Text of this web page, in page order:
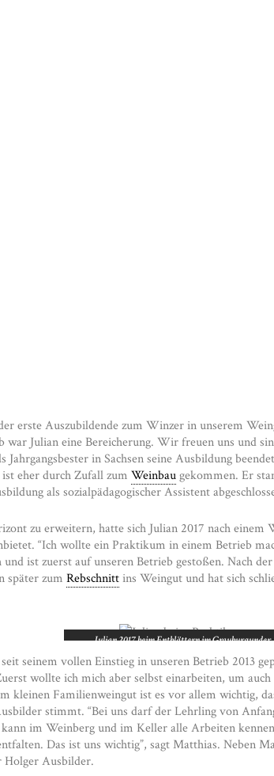
erste Auszubildende zum Winzer in unserem
war Julian eine Bereicherung. Wir freuen uns und
Jahrgangsbester in Sachsen seine Ausbildung
ist eher durch Zufall zum Weinbaugekommen. Er
als sozialpädagogischer Assistent
zu erweitern, hatte sich Julian 2017 nach einem
“Ich wollte ein Praktikum in einem Betrieb
ist zuerst auf unseren Betrieb gestoßen. Nach
später zum Rebschnittins Weingut und hat sich
Julian 2017 beim Entblättern im Grauburgunder
seinem vollen Einstieg in unseren Betrieb 2013
wollte ich mich aber selbst einarbeiten, um
kleinen Familienweingut ist es vor allem wichtig,
stimmt. “Bei uns darf der Lehrling von
im Weinberg und im Keller alle Arbeiten
Das ist uns wichtig”, sagt Matthias. Neben
Ausbilder.